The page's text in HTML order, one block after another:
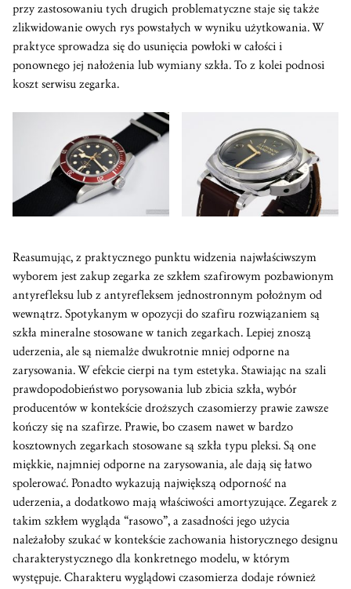
przy zastosowaniu tych drugich problematyczne staje się także
zlikwidowanie owych rys powstałych w wyniku użytkowania. W
praktyce sprowadza się do usunięcia powłoki w całości i
ponownego jej nałożenia lub wymiany szkła. To z kolei podnosi
koszt serwisu zegarka.
Reasumując, z praktycznego punktu widzenia najwłaściwszym
wyborem jest zakup zegarka ze szkłem szafirowym pozbawionym
antyrefleksu lub z antyrefleksem jednostronnym położnym od
wewnątrz. Spotykanym w opozycji do szafiru rozwiązaniem są
szkła mineralne stosowane w tanich zegarkach. Lepiej znoszą
uderzenia, ale są niemalże dwukrotnie mniej odporne na
zarysowania. W efekcie cierpi na tym estetyka. Stawiając na szali
prawdopodobieństwo porysowania lub zbicia szkła, wybór
producentów w kontekście droższych czasomierzy prawie zawsze
kończy się na szafirze. Prawie, bo czasem nawet w bardzo
kosztownych zegarkach stosowane są szkła typu pleksi. Są one
miękkie, najmniej odporne na zarysowania, ale dają się łatwo
spolerować. Ponadto wykazują największą odporność na
uderzenia, a dodatkowo mają właściwości amortyzujące. Zegarek z
takim szkłem wygląda “rasowo”, a zasadności jego użycia
należałoby szukać w kontekście zachowania historycznego designu
charakterystycznego dla konkretnego modelu, w którym
występuje. Charakteru wyglądowi czasomierza dodaje również